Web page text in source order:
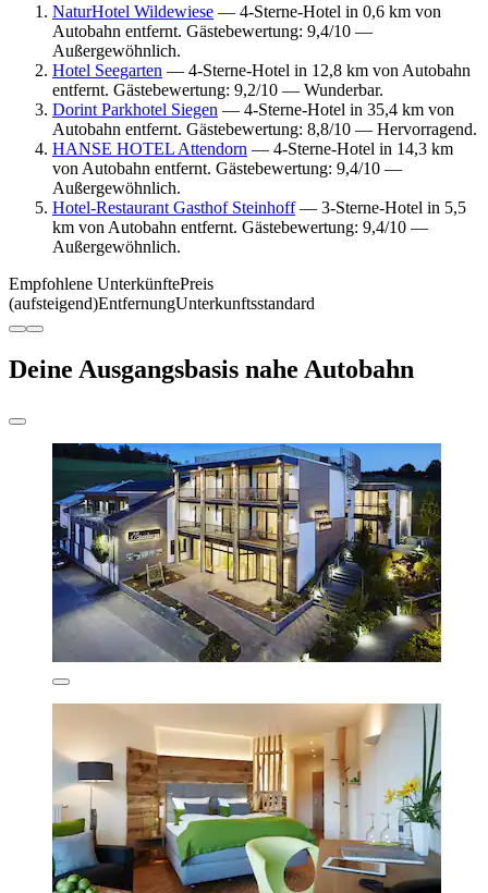
NaturHotel Wildewiese — 4-Sterne-Hotel in 0,6 km von
Autobahn entfernt. Gästebewertung: 9,4/10 —
Außergewöhnlich.
Hotel Seegarten — 4-Sterne-Hotel in 12,8 km von Autobahn
entfernt. Gästebewertung: 9,2/10 — Wunderbar.
Dorint Parkhotel Siegen — 4-Sterne-Hotel in 35,4 km von
Autobahn entfernt. Gästebewertung: 8,8/10 — Hervorragend.
HANSE HOTEL Attendorn — 4-Sterne-Hotel in 14,3 km
von Autobahn entfernt. Gästebewertung: 9,4/10 —
Außergewöhnlich.
Hotel-Restaurant Gasthof Steinhoff— 3-Sterne-Hotel in 5,5
km von Autobahn entfernt. Gästebewertung: 9,4/10 —
Außergewöhnlich.
Empfohlene UnterkünftePreis
(aufsteigend)EntfernungUnterkunftsstandard
Deine Ausgangsbasis nahe Autobahn